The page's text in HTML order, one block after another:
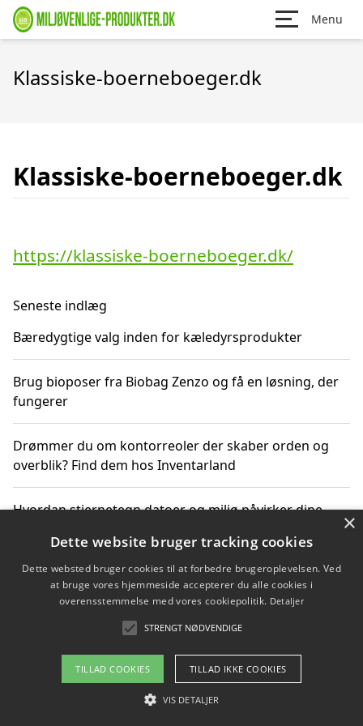
Menu
Klassiske-boerneboeger.dk
Klassiske-boerneboeger.dk
https://klassiske-boerneboeger.dk/
Seneste indlæg
Bæredygtige valg inden for kæledyrsprodukter
Brug bioposer fra Biobag Zenzo og få en løsning, der
fungerer
Drømmer du om kontorreoler der skaber orden og
overblik? Find dem hos Inventarland
Hvordan stjernetegn datoer og miljø påvirker dine
Bæredygtige gadgets til en grønnere hverdag
Om / kontakt
Blog Betingelser
×
Dette website bruger tracking cookies
Dette websted bruger cookies til at forbedre brugeroplevelsen. Ved
at bruge vores hjemmeside accepterer du alle cookies i
overensstemmelse med vores cookiepolitik. Detaljer
STRENGT NØDVENDIGE
TILLAD COOKIES TILLAD IKKE COOKIES
VIS DETALJER